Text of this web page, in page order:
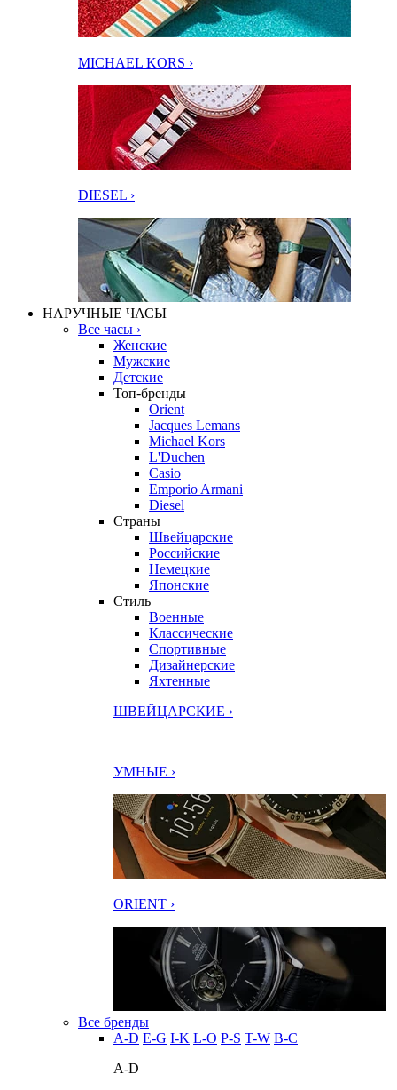
MICHAEL KORS ›
DIESEL ›
НАРУЧНЫЕ ЧАСЫ
Все часы ›
Женские
Мужские
Детские
Топ-бренды
Orient
Jacques Lemans
Michael Kors
L'Duchen
Casio
Emporio Armani
Diesel
Страны
Швейцарские
Российские
Немецкие
Японские
Стиль
Военные
Классические
Спортивные
Дизайнерские
Яхтенные
ШВЕЙЦАРСКИЕ ›
УМНЫЕ ›
ORIENT ›
Все бренды
A-D E-G I-K L-O P-S T-W В-С
A-D